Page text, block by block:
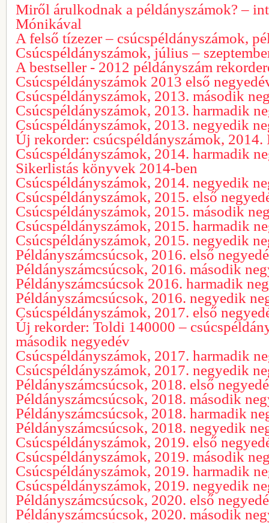
Miről árulkodnak a példányszámok? –
Mónikával
A felső tízezer – csúcspéldányszámok,
Csúcspéldányszámok, július –
A bestseller - 2012 példányszám
Csúcspéldányszámok 2013 első
Csúcspéldányszámok, 2013. második
Csúcspéldányszámok, 2013. harmadik
Csúcspéldányszámok, 2013. negyedik
Új rekorder: csúcspéldányszámok, 2014.
Csúcspéldányszámok, 2014. harmadik
Sikerlistás könyvek 2014-ben
Csúcspéldányszámok, 2014. negyedik
Csúcspéldányszámok, 2015. első
Csúcspéldányszámok, 2015. második
Csúcspéldányszámok, 2015. harmadik
Csúcspéldányszámok, 2015. negyedik
Példányszámcsúcsok, 2016. első
Példányszámcsúcsok, 2016. második
Példányszámcsúcsok 2016. harmadik
Példányszámcsúcsok, 2016. negyedik
Csúcspéldányszámok, 2017. első
Új rekorder: Toldi 140000 –
második negyedév
Csúcspéldányszámok, 2017. harmadik
Csúcspéldányszámok, 2017. negyedik
Példányszámcsúcsok, 2018. első
Példányszámcsúcsok, 2018. második
Példányszámcsúcsok, 2018. harmadik
Példányszámcsúcsok, 2018. negyedik
Csúcspéldányszámok, 2019. első
Csúcspéldányszámok, 2019. második
Csúcspéldányszámok, 2019. harmadik
Csúcspéldányszámok, 2019. negyedik
Példányszámcsúcsok, 2020. első
Példányszámcsúcsok, 2020. második